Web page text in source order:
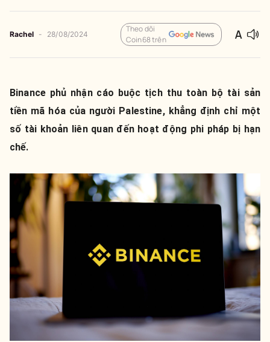
Rachel - 28/08/2024
Theo dõi
Coin68 trên
Binance phủ nhận cáo buộc tịch thu toàn bộ tài sản
tiền mã hóa của người Palestine, khẳng định chỉ một
số tài khoản liên quan đến hoạt động phi pháp bị hạn
chế.